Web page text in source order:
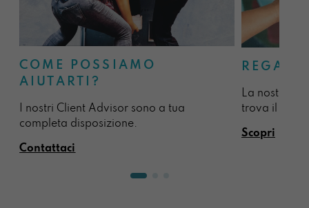
COME POSSIAMO
AIUTARTI?
I nostri Client Advisor sono a tua
completa disposizione.
Contattaci
La nostra
trova il
Scopri